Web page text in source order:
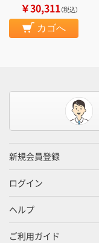
￥30,311（税込）
カゴへ
新規会員登録
ログイン
ヘルプ
ご利用ガイド